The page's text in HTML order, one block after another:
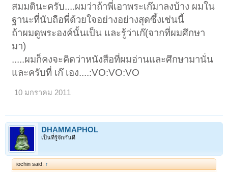
สมมตินะครับ....ผมว่าถ้าพี่เอาพระเก๊มาลงบ้าง ผมใน
ฐานะที่นับถือพี่ด้วยใจอย่างอย่างสุดซึ้งเช่นนี้
ถ้าผมดูพระองค์นั้นเป็น และรู้ว่าเก๊(จากที่ผมศึกษา
มา)
.....ผมก็คงจะคิดว่าหนังสือที่ผมอ่านและศึกษามานั่น
และครับที่ เก๊ เอง....:VO:VO:VO
10 มกราคม 2011
DHAMMAPHOL
เป็นที่รู้จักกันดี
iochin said: ↑